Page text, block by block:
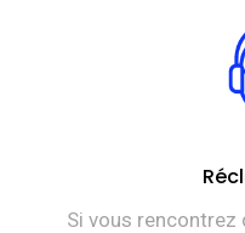
Si vous rencontrez